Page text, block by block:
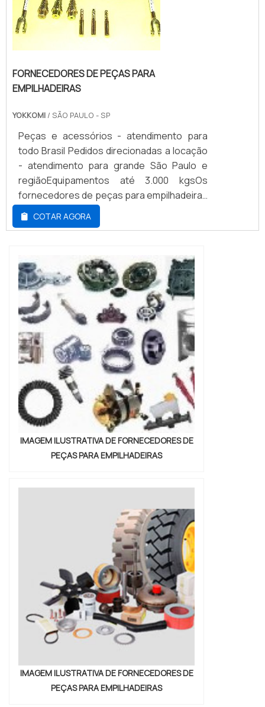
FORNECEDORES DE PEÇAS PARA
EMPILHADEIRAS
YOKKOMI / SÃO PAULO - SP
Peças e acessórios - atendimento para
todo Brasil Pedidos direcionadas a locação
- atendimento para grande São Paulo e
regiãoEquipamentos até 3.000 kgsOs
fornecedores de peças para empilhadeiras
devem atender as normas de segurança
exigidas e tornar as operações de
qualidade referência no mercado, para que
toda e qualquer possibilidade de falha seja
descartada. Existem várias marcas
eficientes no mer...
COTAR AGORA
IMAGEM ILUSTRATIVA DE FORNECEDORES DE
PEÇAS PARA EMPILHADEIRAS
IMAGEM ILUSTRATIVA DE FORNECEDORES DE
PEÇAS PARA EMPILHADEIRAS